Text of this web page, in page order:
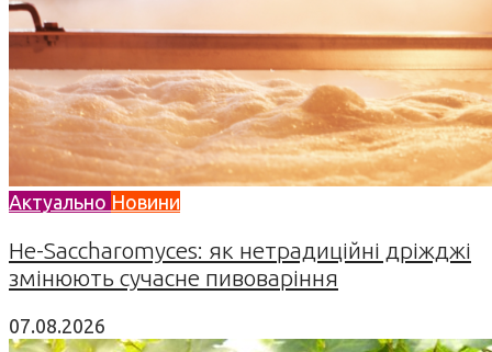
Актуально Новини
Не-Saccharomyces: як нетрадиційні дріжджі
змінюють сучасне пивоваріння
07.08.2026